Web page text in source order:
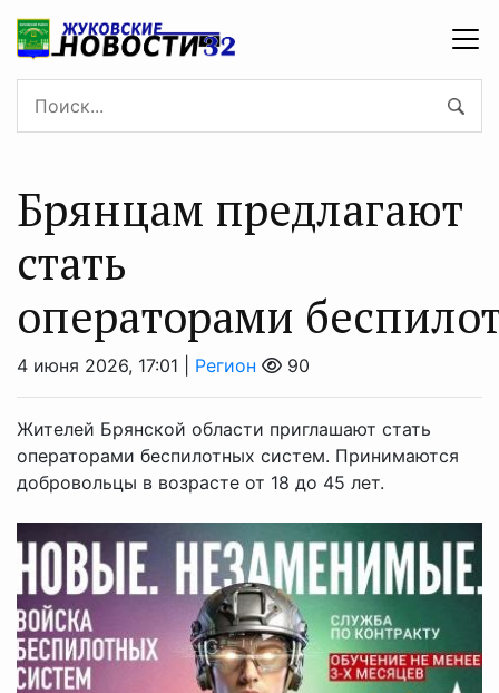
Брянцам предлагают
стать
оперaторами
4 июня 2026, 17:01 | Регион 90
Жителей Брянской области приглашают стать
операторами беспилотных систем. Принимаются
добровольцы в возрасте от 18 до 45 лет.